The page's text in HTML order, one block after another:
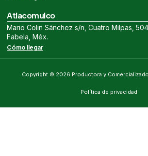
Atlacomulco
Mario Colin Sánchez s/n, Cuatro Milpas,
Fabela, Méx.
Cómo llegar
Copyright © 2026 Productora y
Política de privacidad